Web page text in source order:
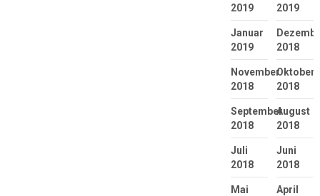
2019
2019
Januar
2019
2018
November
2018
Oktober
2018
September
2018
August
2018
Juli
2018
Juni
2018
Mai
April